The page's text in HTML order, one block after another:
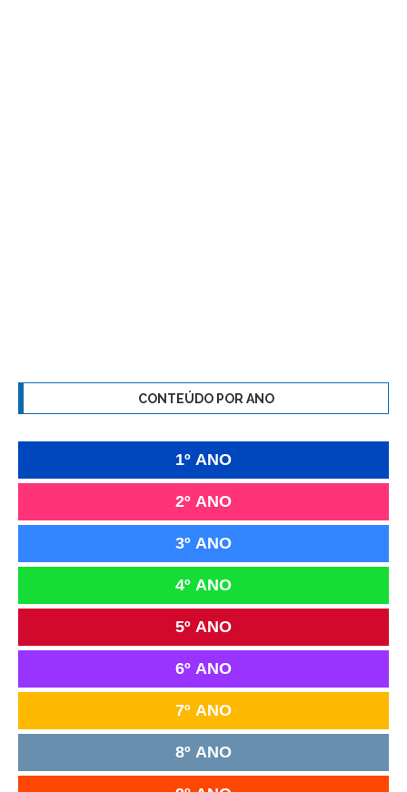
CONTEÚDO POR ANO
1º ANO
2º ANO
3º ANO
4º ANO
5º ANO
6º ANO
7º ANO
8º ANO